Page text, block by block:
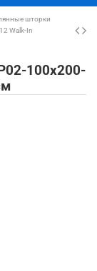
шторки
Walk-In
100x200-